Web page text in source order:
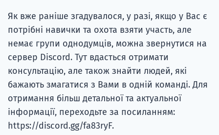
Як вже раніше згадувалося, у разі, якщо у Вас є
потрібні навички та охота взяти участь, але
немає групи однодумців, можна звернутися на
сервер Discord. Тут вдасться отримати
консультацію, але також знайти людей, які
бажають змагатися з Вами в одній команді. Для
отримання більш детальної та актуальної
інформації, переходьте за посиланням:
https://discord.gg/fa83ryF.